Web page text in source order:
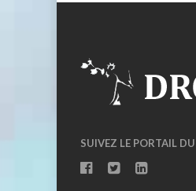
SUIVEZ LE PORTAIL